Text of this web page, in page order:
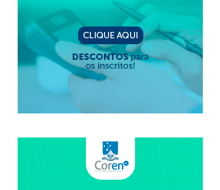
Censura Pública
Suspensão do Exercício Profissional
Para Você
Procedimento para registro
Clube de Vantagens
Reserva de auditório